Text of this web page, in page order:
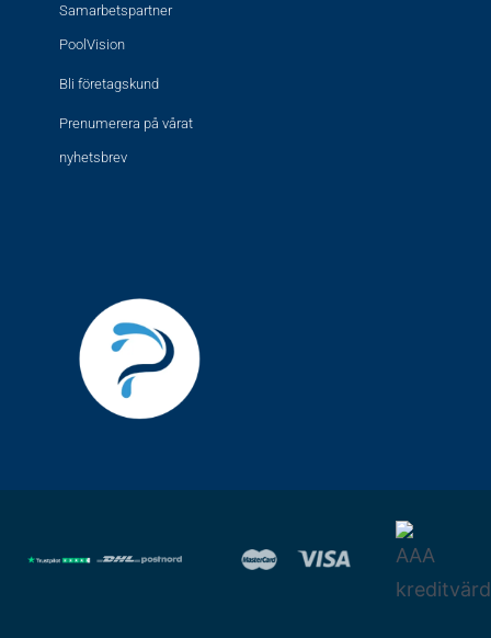
Samarbetspartner
PoolVision
Bli företagskund
Prenumerera på vårat
nyhetsbrev